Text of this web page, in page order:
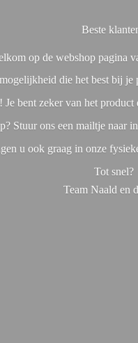
Beste
op de webshop pagina
die het best bij
bent zeker van het
Stuur ons een mailtje naar
u ook graag in onze
Tot snel?
Team Naald en